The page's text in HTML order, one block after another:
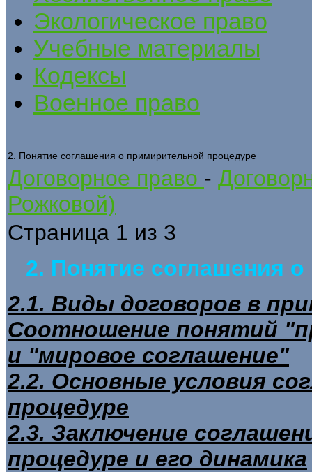
Экологическое право
Учебные материалы
Кодексы
Военное право
2. Понятие соглашения о примирительной процедуре
Договорное право -
Рожковой)
Страница 1 из 3
2. Понятие соглашения
2.1. Виды договоров в
Соотношение понятий
и "мировое соглашение"
2.2. Основные условия
процедуре
2.3. Заключение
процедуре и его динамика